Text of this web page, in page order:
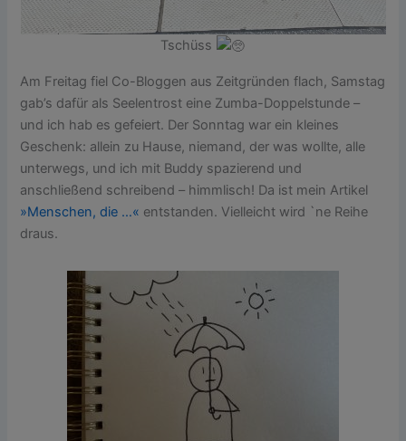
Tschüss
Am Freitag fiel Co-Bloggen aus Zeitgründen flach, Samstag
gab’s dafür als Seelentrost eine Zumba-Doppelstunde –
und ich hab es gefeiert. Der Sonntag war ein kleines
Geschenk: allein zu Hause, niemand, der was wollte, alle
unterwegs, und ich mit Buddy spazierend und
anschließend schreibend – himmlisch! Da ist mein Artikel
»Menschen, die …« entstanden. Vielleicht wird `ne Reihe
draus.